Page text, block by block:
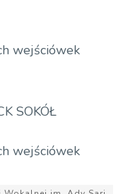
wejściówek
SOKÓŁ
wejściówek